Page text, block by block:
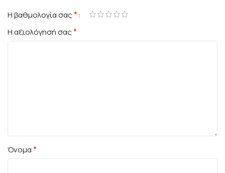
Η βαθμολογία σας*
Η αξιολόγησή σας*
Όνομα*